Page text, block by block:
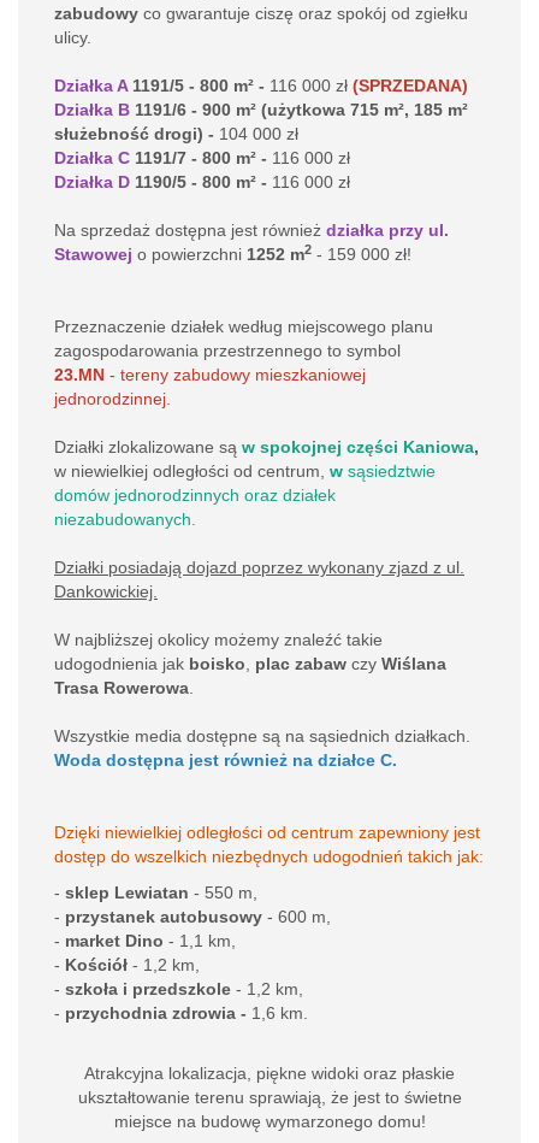
zabudowy co gwarantuje ciszę oraz spokój od zgiełku
ulicy.
Działka A 1191/5 - 800 m² - 116 000 zł (SPRZEDANA)
Działka B 1191/6 - 900 m² (użytkowa 715 m², 185 m²
służebność drogi) - 104 000 zł
Działka C 1191/7 - 800 m² - 116 000 zł
Działka D 1190/5 - 800 m² - 116 000 zł
Na sprzedaż dostępna jest również działka przy ul.
Stawowej o powierzchni 1252 m2 - 159 000 zł!
Przeznaczenie działek według miejscowego planu
zagospodarowania przestrzennego to symbol
23.MN - tereny zabudowy mieszkaniowej
jednorodzinnej.
Działki zlokalizowane są w spokojnej części Kaniowa,
w niewielkiej odległości od centrum, w sąsiedztwie
domów jednorodzinnych oraz działek
niezabudowanych.
Działki posiadają dojazd poprzez wykonany zjazd z ul.
Dankowickiej.
W najbliższej okolicy możemy znaleźć takie
udogodnienia jak boisko plac zabaw czy Wiślana
Trasa Rowerowa
Wszystkie media dostępne są na sąsiednich działkach.
Woda dostępna jest również na działce C.
Dzięki niewielkiej odległości od centrum zapewniony jest
dostęp do wszelkich niezbędnych udogodnień takich jak:
- sklep Lewiatan - 550 m,
- przystanek autobusowy - 600 m,
- market Dino - 1,1 km,
- Kościół - 1,2 km,
- szkoła i przedszkole - 1,2 km,
- przychodnia zdrowia - 1,6 km.
Atrakcyjna lokalizacja, piękne widoki oraz płaskie
ukształtowanie terenu sprawiają, że jest to świetne
miejsce na budowę wymarzonego domu!